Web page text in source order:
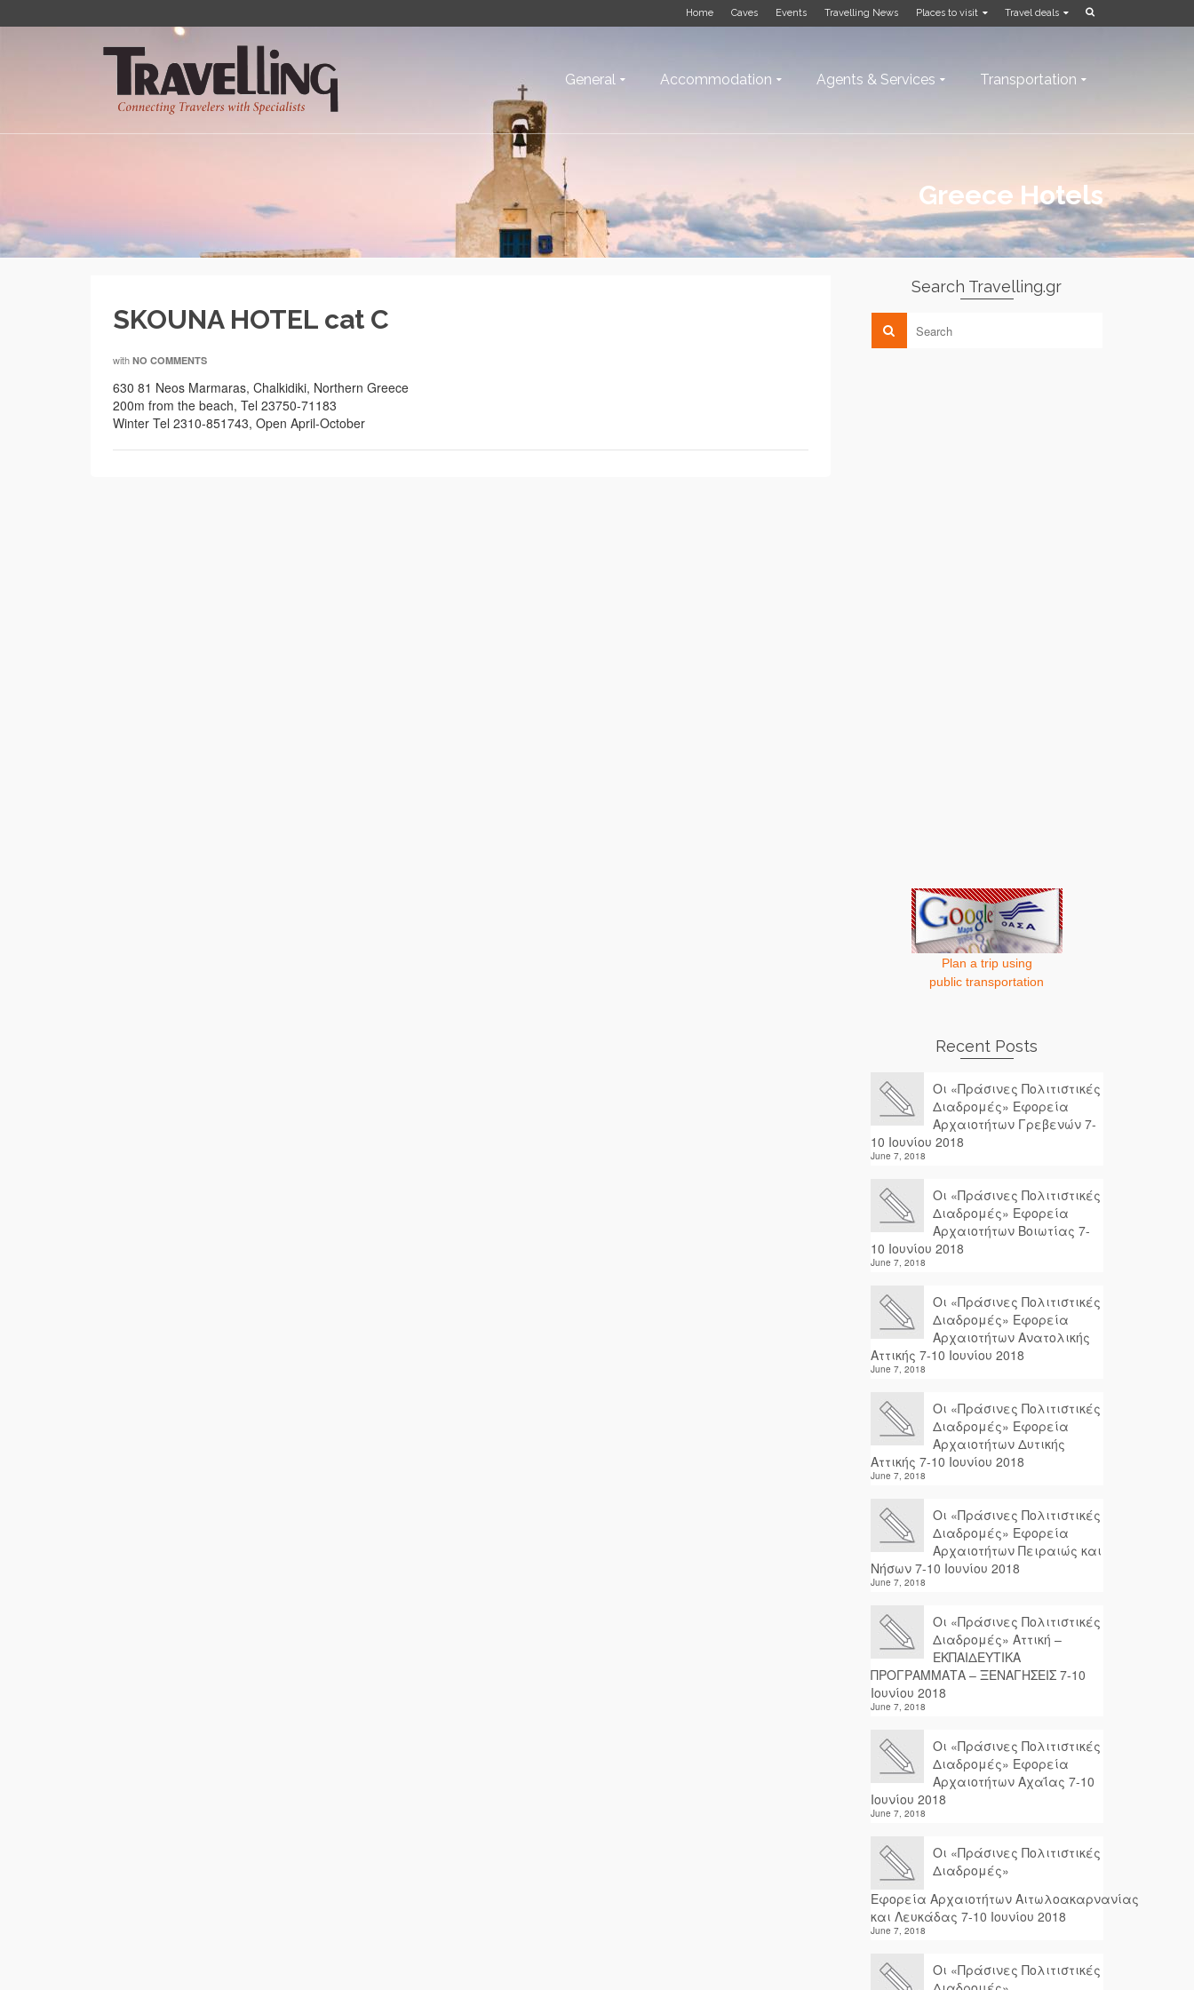
Home Caves Events Travelling News Places to visit Travel deals
General Accommodation Agents & Services Transportation
Greece Hotels
SKOUNA HOTEL cat C
with NO COMMENTS
630 81 Neos Marmaras, Chalkidiki, Northern Greece
200m from the beach, Tel 23750-71183
Winter Tel 2310-851743, Open April-October
Search Travelling.gr
Plan a trip using
public transportation
Recent Posts
Οι «Πράσινες Πολιτιστικές
Διαδρομές» Εφορεία
Αρχαιοτήτων Γρεβενών 7-
10 Ιουνίου 2018
June 7, 2018
Οι «Πράσινες Πολιτιστικές
Διαδρομές» Εφορεία
Αρχαιοτήτων Βοιωτίας 7-
10 Ιουνίου 2018
June 7, 2018
Οι «Πράσινες Πολιτιστικές
Διαδρομές» Εφορεία
Αρχαιοτήτων Ανατολικής
Αττικής 7-10 Ιουνίου 2018
June 7, 2018
Οι «Πράσινες Πολιτιστικές
Διαδρομές» Εφορεία
Αρχαιοτήτων Δυτικής
Αττικής 7-10 Ιουνίου 2018
June 7, 2018
Οι «Πράσινες Πολιτιστικές
Διαδρομές» Εφορεία
Αρχαιοτήτων Πειραιώς και
Νήσων 7-10 Ιουνίου 2018
June 7, 2018
Οι «Πράσινες Πολιτιστικές
Διαδρομές» Αττική –
ΕΚΠΑΙΔΕΥΤΙΚΑ
ΠΡΟΓΡΑΜΜΑΤΑ – ΞΕΝΑΓΗΣΕΙΣ 7-10
Ιουνίου 2018
June 7, 2018
Οι «Πράσινες Πολιτιστικές
Διαδρομές» Εφορεία
Αρχαιοτήτων Αχαΐας 7-10
Ιουνίου 2018
June 7, 2018
Οι «Πράσινες Πολιτιστικές
Διαδρομές»
Εφορεία Αρχαιοτήτων Αιτωλοακαρνανίας
και Λευκάδας 7-10 Ιουνίου 2018
June 7, 2018
Οι «Πράσινες Πολιτιστικές